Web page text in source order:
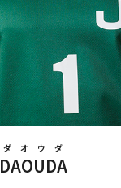
DAOUDA
ダオウダ